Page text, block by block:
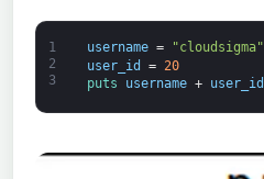
1
2
3
username =
"cloudsigma"
user_id
=
20
puts
username + user_id